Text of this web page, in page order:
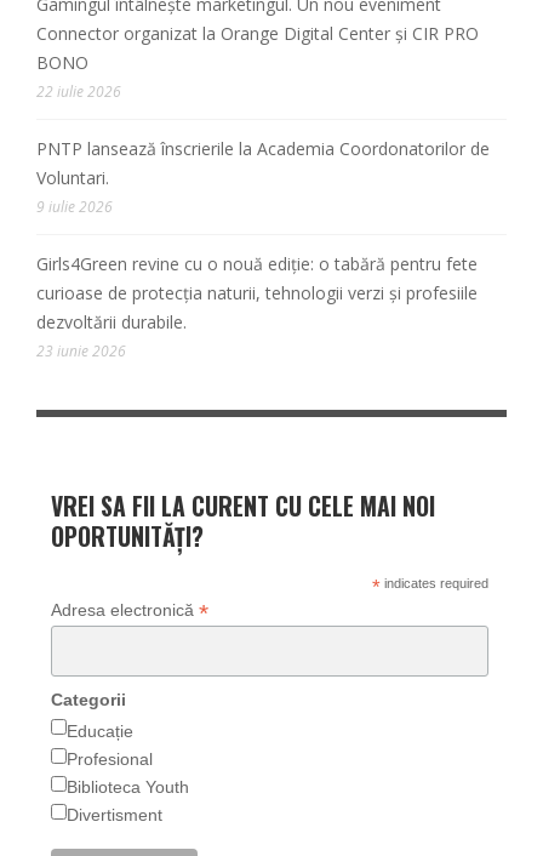
Connector organizat la Orange Digital Center și CIR PRO
BONO
22 iulie 2026
PNTP lansează înscrierile la Academia Coordonatorilor de
Voluntari.
9 iulie 2026
Girls4Green revine cu o nouă ediție: o tabără pentru fete
curioase de protecția naturii, tehnologii verzi și profesiile
dezvoltării durabile.
23 iunie 2026
VREI SA FII LA CURENT CU CELE MAI NOI
OPORTUNITĂȚI?
*indicates required
Adresa electronică *
Categorii
Educație
Profesional
Biblioteca Youth
Divertisment